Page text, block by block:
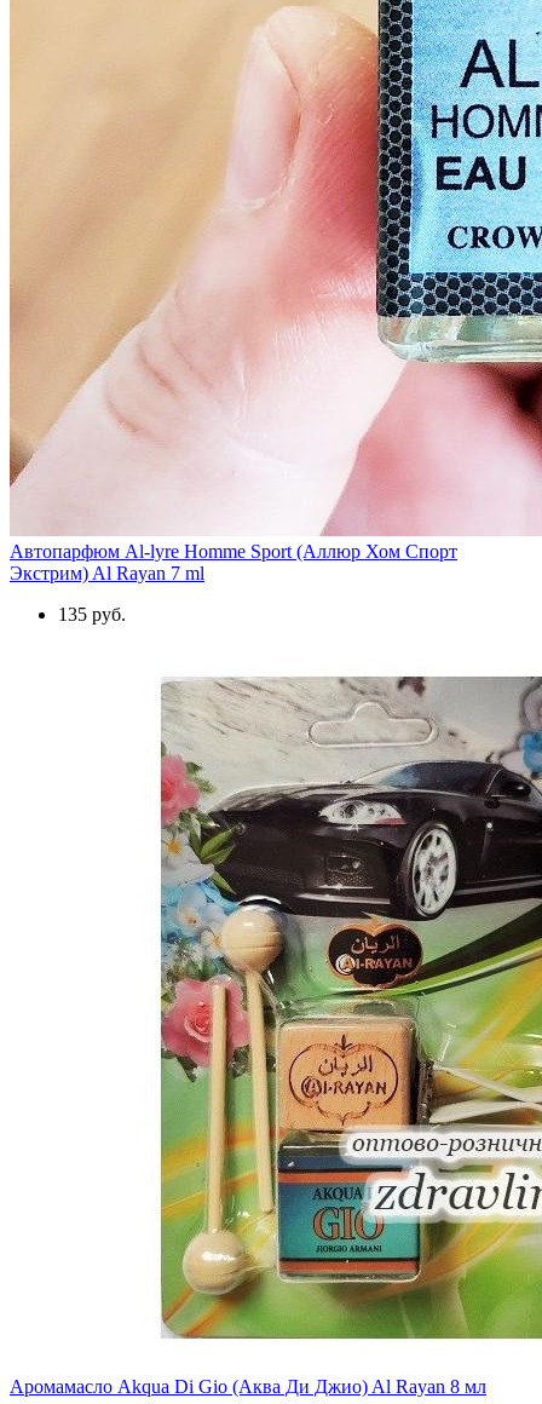
Автопарфюм Al-lyre Homme Sport (Аллюр Хом Спорт
Экстрим) Al Rayan 7 ml
135 руб.
Аромамасло Akqua Di Gio (Аква Ди Джио) Al Rayan 8 мл